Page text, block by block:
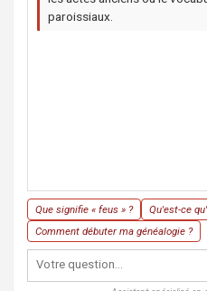
paroissiaux.
Que signifie « feus » ?
Qu'est-ce
Comment débuter ma généalogie ?